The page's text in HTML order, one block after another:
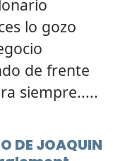
lo gozo
de frente
siempre.....
DE JOAQUIN